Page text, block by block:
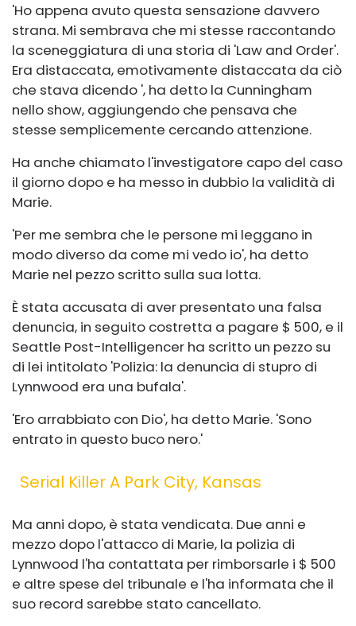
'Ho appena avuto questa sensazione davvero
strana. Mi sembrava che mi stesse raccontando
la sceneggiatura di una storia di 'Law and Order'.
Era distaccata, emotivamente distaccata da ciò
che stava dicendo ', ha detto la Cunningham
nello show, aggiungendo che pensava che
stesse semplicemente cercando attenzione.
Ha anche chiamato l'investigatore capo del caso
il giorno dopo e ha messo in dubbio la validità di
Marie.
'Per me sembra che le persone mi leggano in
modo diverso da come mi vedo io', ha detto
Marie nel pezzo scritto sulla sua lotta.
È stata accusata di aver presentato una falsa
denuncia, in seguito costretta a pagare $ 500, e il
Seattle Post-Intelligencer ha scritto un pezzo su
di lei intitolato 'Polizia: la denuncia di stupro di
Lynnwood era una bufala'.
'Ero arrabbiato con Dio', ha detto Marie. 'Sono
entrato in questo buco nero.'
Serial Killer A Park City, Kansas
Ma anni dopo, è stata vendicata. Due anni e
mezzo dopo l'attacco di Marie, la polizia di
Lynnwood l'ha contattata per rimborsarle i $ 500
e altre spese del tribunale e l'ha informata che il
suo record sarebbe stato cancellato.